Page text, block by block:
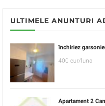
ULTIMELE ANUNTURI
închiriez
400 eur/luna
Apartament 2